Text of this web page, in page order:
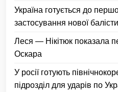
Україна готується до
застосування нової
Леся — Нікітюк показала
Оскара
У росії готують
підрозділ для ударів по